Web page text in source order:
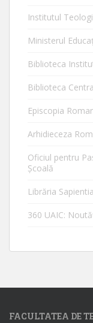
Institutul
Ministerul
Biblioteca
Biblioteca
Episcopia
Arhidieceza
Oficiul pentru
Școală
Librăria Sapientia
360 UAIC:
FACULTATEA DE